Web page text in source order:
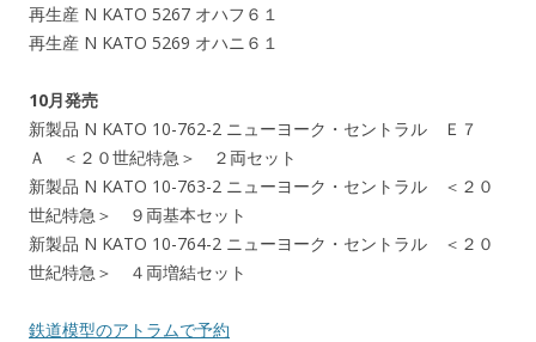
再生産 N KATO 5267 オハフ６１
再生産 N KATO 5269 オハニ６１
10月発売
新製品 N KATO 10-762-2 ニューヨーク・セントラル Ｅ７
Ａ ＜２０世紀特急＞ ２両セット
新製品 N KATO 10-763-2 ニューヨーク・セントラル ＜２０
世紀特急＞ ９両基本セット
新製品 N KATO 10-764-2 ニューヨーク・セントラル ＜２０
世紀特急＞ ４両増結セット
鉄道模型のアトラムで予約